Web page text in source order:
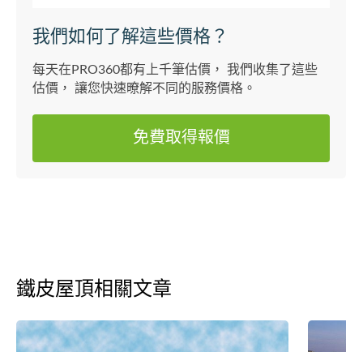
我們如何了解這些價格？
每天在PRO360都有上千筆估價， 我們收集了這些
估價， 讓您快速暸解不同的服務價格。
免費取得報價
鐵皮屋頂相關文章